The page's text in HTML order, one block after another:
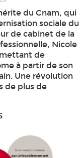
du Cnam, qui
sociale du
de cabinet de la
Nicole
de
à partir de son
Une révolution
de plus de